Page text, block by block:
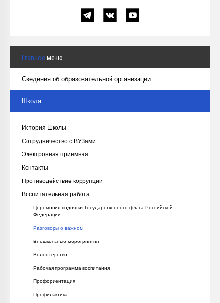
Главное меню
Сведения об образовательной организации
Школа
История Школы
Сотрудничество с ВУЗами
Электронная приемная
Контакты
Противодействие коррупции
Воспитательная работа
Церемония поднятия Государственного флага Российской
Федерации
Разговоры о важном
Внешкольные мероприятия
Волонтерство
Рабочая программа воспитания
Профориентация
Профилактика